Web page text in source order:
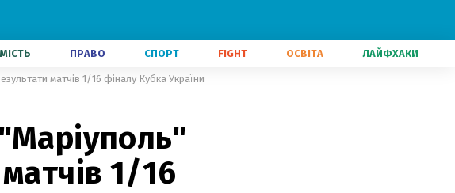
ПРАВО СПОРТ FIGHT ОСВІТА ЛАЙФХАКИ
матчів 1/16 фіналу Кубка України
1/16